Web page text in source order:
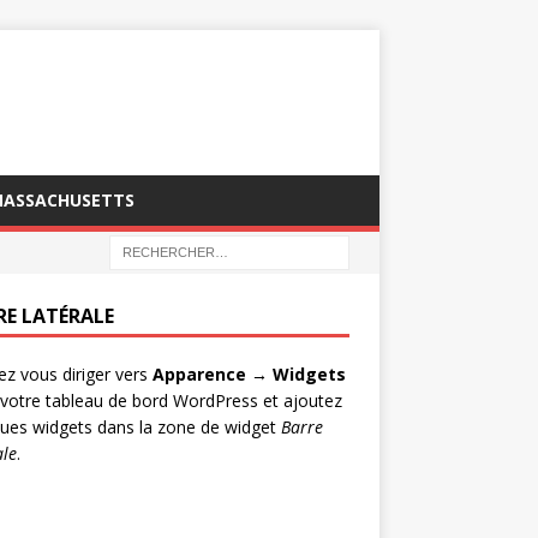
LATÉRALE
vous diriger vers Apparence → Widgets
tableau de bord WordPress et ajoutez
widgets dans la zone de widget Barre
.